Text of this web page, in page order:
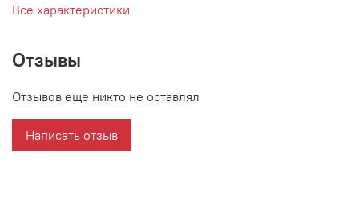
Все характеристики
Отзывы
Отзывов еще никто не оставлял
Написать отзыв